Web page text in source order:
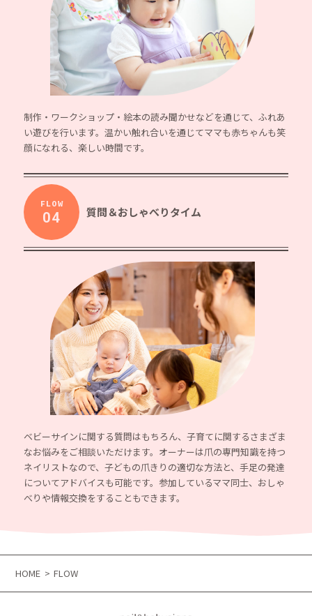
制作・ワークショップ・絵本の読み聞かせなどを通じて、ふれあ
い遊びを行います。温かい触れ合いを通じてママも赤ちゃんも笑
顔になれる、楽しい時間です。
FLOW
04 質問＆おしゃべりタイム
ベビーサインに関する質問はもちろん、子育てに関するさまざま
なお悩みをご相談いただけます。オーナーは爪の専門知識を持つ
ネイリストなので、子どもの爪きりの適切な方法と、手足の発達
についてアドバイスも可能です。参加しているママ同士、おしゃ
べりや情報交換をすることもできます。
HOME FLOW